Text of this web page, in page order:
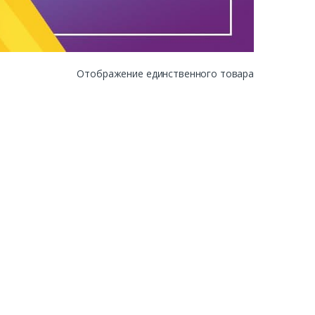
Отображение единственного товара